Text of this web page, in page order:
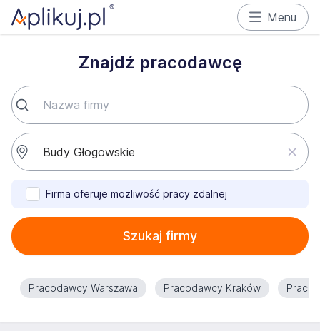
Menu
Znajdź pracodawcę
Firma oferuje możliwość pracy zdalnej
Szukaj firmy
Pracodawcy Warszawa Pracodawcy Kraków